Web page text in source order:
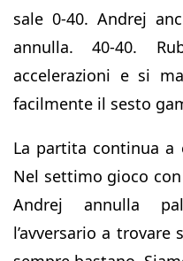
sale 0-40. Andrej
annulla. 40-40.
accelerazioni e si
facilmente il sesto
La partita continua a
Nel settimo gioco
Andrej annulla
l’avversario a